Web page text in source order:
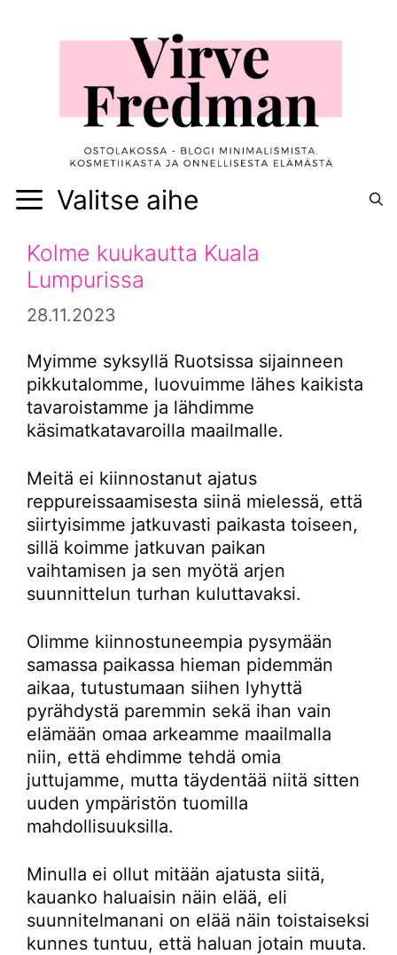
Valitse aihe
Kolme kuukautta Kuala
Lumpurissa
28.11.2023
Myimme syksyllä Ruotsissa sijainneen
pikkutalomme, luovuimme lähes kaikista
tavaroistamme ja lähdimme
käsimatkatavaroilla maailmalle.
Meitä ei kiinnostanut ajatus
reppureissaamisesta siinä mielessä, että
siirtyisimme jatkuvasti paikasta toiseen,
sillä koimme jatkuvan paikan
vaihtamisen ja sen myötä arjen
suunnittelun turhan kuluttavaksi.
Olimme kiinnostuneempia pysymään
samassa paikassa hieman pidemmän
aikaa, tutustumaan siihen lyhyttä
pyrähdystä paremmin sekä ihan vain
elämään omaa arkeamme maailmalla
niin, että ehdimme tehdä omia
juttujamme, mutta täydentää niitä sitten
uuden ympäristön tuomilla
mahdollisuuksilla.
Minulla ei ollut mitään ajatusta siitä,
kauanko haluaisin näin elää, eli
suunnitelmanani on elää näin toistaiseksi
kunnes tuntuu, että haluan jotain muuta.